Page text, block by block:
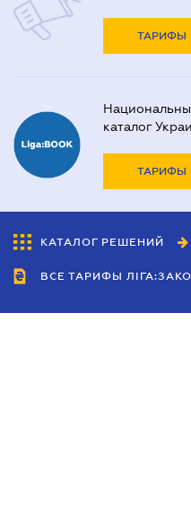
ТАРИФЫ
каталог
ТАРИФЫ
КАТАЛОГ РЕШЕНИЙ
ВСЕ ТАРИФЫ